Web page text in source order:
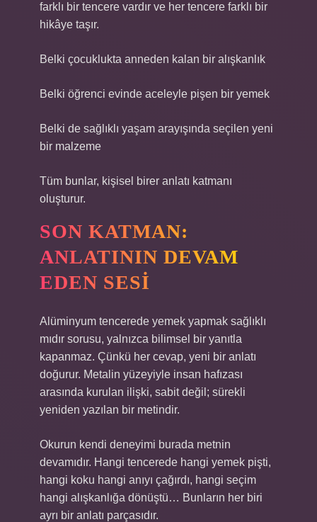
farklı bir tencere vardır ve her tencere farklı bir
hikâye taşır.
Belki çocuklukta anneden kalan bir alışkanlık
Belki öğrenci evinde aceleyle pişen bir yemek
Belki de sağlıklı yaşam arayışında seçilen yeni
bir malzeme
Tüm bunlar, kişisel birer anlatı katmanı
oluşturur.
SON KATMAN:
ANLATININ DEVAM
EDEN SESI
Alüminyum tencerede yemek yapmak sağlıklı
mıdır sorusu, yalnızca bilimsel bir yanıtla
kapanmaz. Çünkü her cevap, yeni bir anlatı
doğurur. Metalin yüzeyiyle insan hafızası
arasında kurulan ilişki, sabit değil; sürekli
yeniden yazılan bir metindir.
Okurun kendi deneyimi burada metnin
devamıdır. Hangi tencerede hangi yemek pişti,
hangi koku hangi anıyı çağırdı, hangi seçim
hangi alışkanlığa dönüştü… Bunların her biri
ayrı bir anlatı parçasıdır.